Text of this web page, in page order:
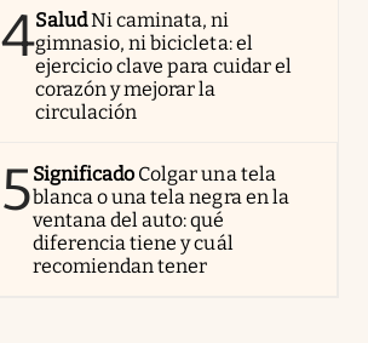
4SaludNi caminata, ni
gimnasio, ni bicicleta: el
ejercicio clave para cuidar el
corazón y mejorar la
circulación
5Significado Colgar una tela
blanca o una tela negra en la
ventana del auto: qué
diferencia tiene y cuál
recomiendan tener